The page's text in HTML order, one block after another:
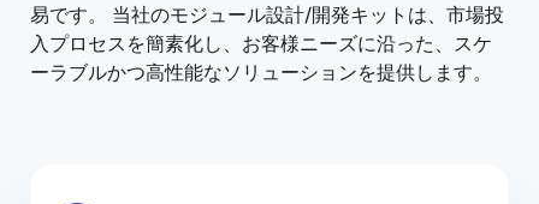
易です。 当社のモジュール設計/開発キットは、市場投
入プロセスを簡素化し、お客様ニーズに沿った、スケ
ーラブルかつ高性能なソリューションを提供します。